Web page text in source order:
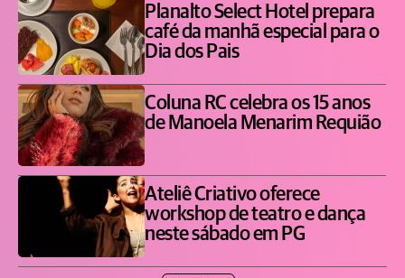
Planalto Select Hotel prepara
café da manhã especial para o
Dia dos Pais
Coluna RC celebra os 15 anos
de Manoela Menarim Requião
Ateliê Criativo oferece
workshop de teatro e dança
neste sábado em PG